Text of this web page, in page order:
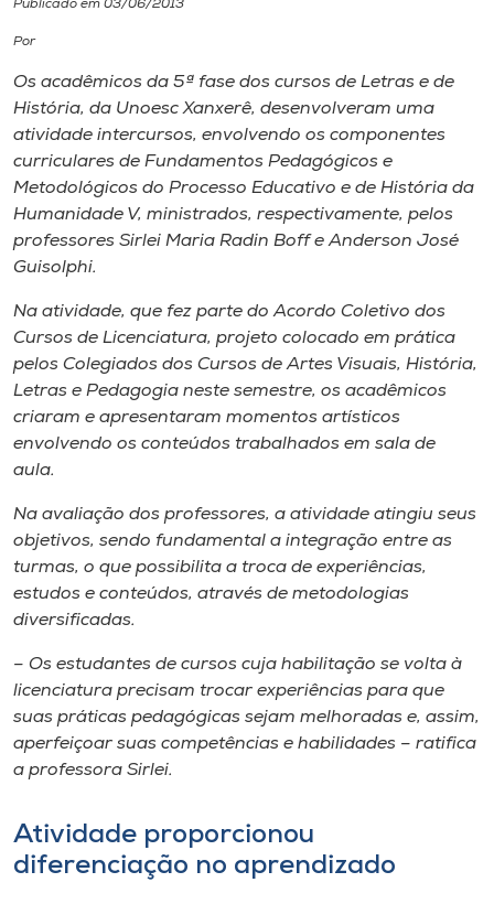
Cultura
CPA
Biblioteca
Editora
Rádio
Museu
Unoesc
Store
Selecione
Publicado em 03/06/2013
Por
Os acadêmicos da 5ª fase dos cursos de Letras e de
História, da Unoesc Xanxerê, desenvolveram uma
atividade intercursos, envolvendo os componentes
curriculares de Fundamentos Pedagógicos e
Metodológicos do Processo Educativo e de História da
Humanidade V, ministrados, respectivamente, pelos
professores Sirlei Maria Radin Boff e Anderson José
Guisolphi.
Na atividade, que fez parte do Acordo Coletivo dos
Cursos de Licenciatura, projeto colocado em prática
pelos Colegiados dos Cursos de Artes Visuais, História,
Letras e Pedagogia neste semestre, os acadêmicos
criaram e apresentaram momentos artísticos
envolvendo os conteúdos trabalhados em sala de
aula.
Na avaliação dos professores, a atividade atingiu seus
objetivos, sendo fundamental a integração entre as
turmas, o que possibilita a troca de experiências,
estudos e conteúdos, através de metodologias
diversificadas.
– Os estudantes de cursos cuja habilitação se volta à
licenciatura precisam trocar experiências para que
suas práticas pedagógicas sejam melhoradas e, assim,
aperfeiçoar suas competências e habilidades – ratifica
a professora Sirlei.
Atividade proporcionou
diferenciação no aprendizado